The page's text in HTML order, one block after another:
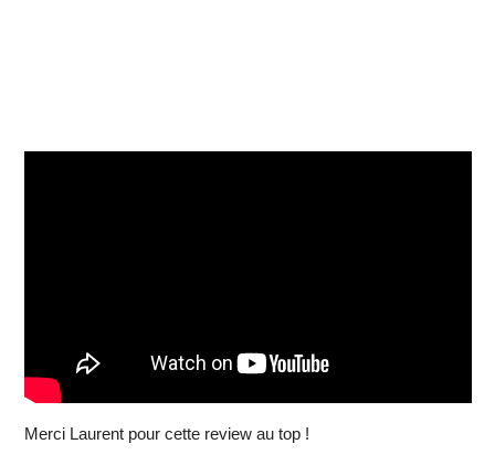
Merci Laurent pour cette review au top !